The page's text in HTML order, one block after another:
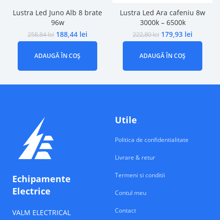
Lustra Led Juno Alb 8 brate
96w
258,84lei 188,44 lei
ADAUGĂ ÎN COȘ
Lustra Led Ara cafeniu 8w
3000k – 6500k
222,80lei 179,93 lei
ADAUGĂ ÎN COȘ
Echipamente
Electrice
VALM ELECTRICAL
Utile
Politica de confidentialitate
Livrare & retur
Termeni si conditii
Contul meu
Contact